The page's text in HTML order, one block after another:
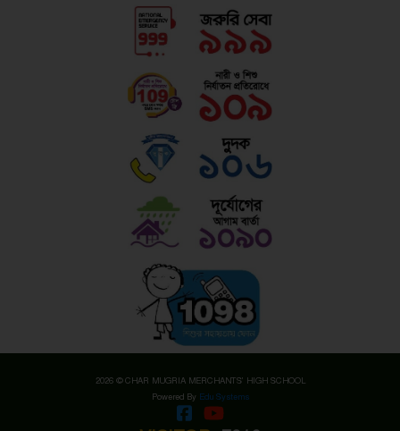
2026 © CHAR MUGRIA MERCHANTS' HIGH SCHOOL
Powered By Edu Systems